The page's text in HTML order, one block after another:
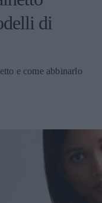
di
e come abbinarlo